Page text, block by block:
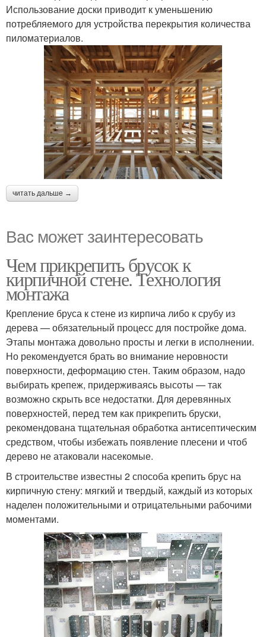
Использование доски приводит к уменьшению
потребляемого для устройства перекрытия количества
пиломатериалов.
читать дальше →
Вас может заинтересовать
Чем прикрепить брусок к
кирпичной стене. Технология
монтажа
Крепление бруса к стене из кирпича либо к срубу из
дерева — обязательный процесс для постройке дома.
Этапы монтажа довольно просты и легки в исполнении.
Но рекомендуется брать во внимание неровности
поверхности, деформацию стен. Таким образом, надо
выбирать крепеж, придерживаясь высоты — так
возможно скрыть все недостатки. Для деревянных
поверхностей, перед тем как прикрепить бруски,
рекомендована тщательная обработка антисептическим
средством, чтобы избежать появление плесени и чтоб
дерево не атаковали насекомые.
В строительстве известны 2 способа крепить брус на
кирпичную стену: мягкий и твердый, каждый из которых
наделен положительными и отрицательными рабочими
моментами.